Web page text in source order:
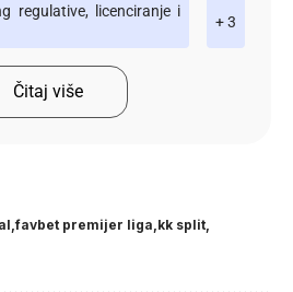
regulative, licenciranje i
+ 3
Čitaj više
favbet premijer liga kk split